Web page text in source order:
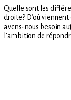
Quelle sont les
droite? D’où
avons-nous besoin
l’ambition de